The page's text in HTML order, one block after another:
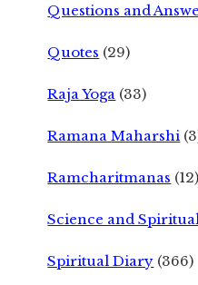
Questions and
Quotes (29)
Raja Yoga (33)
Ramana Maharshi
Ramcharitmanas (12)
Science and
Spiritual Diary (366)